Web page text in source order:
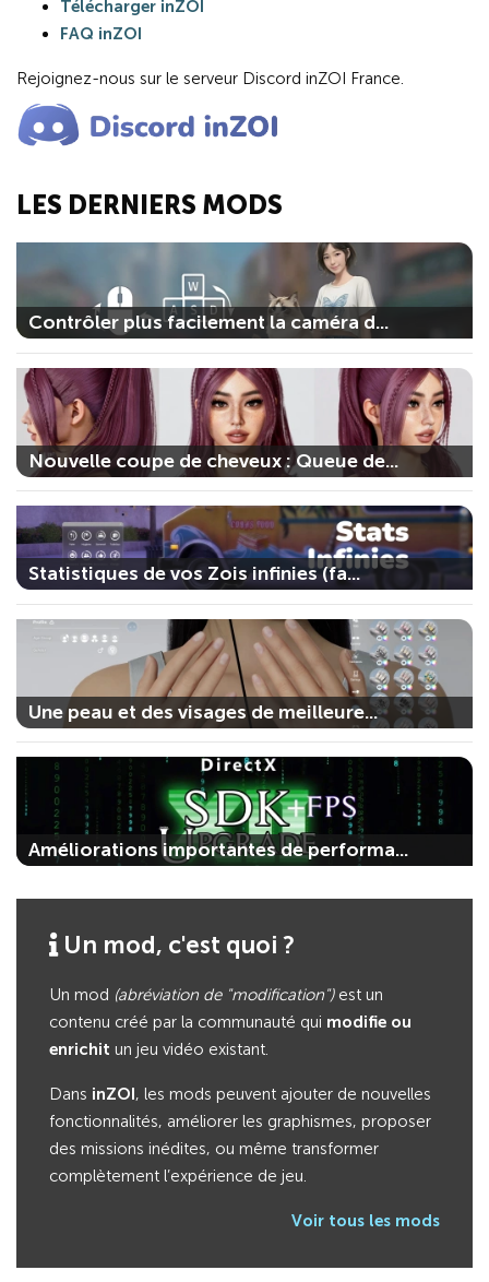
Télécharger inZOI
FAQ inZOI
Rejoignez-nous sur le serveur Discord inZOI France.
LES DERNIERS MODS
Contrôler plus facilement la caméra d...
Nouvelle coupe de cheveux : Queue de...
Statistiques de vos Zois infinies (fa...
Une peau et des visages de meilleure...
Améliorations importantes de performa...
Un mod, c'est quoi ?
Un mod (abréviation de "modification")est un
contenu créé par la communauté qui modifie ou
enrichit un jeu vidéo existant.
Dans inZOI, les mods peuvent ajouter de nouvelles
fonctionnalités, améliorer les graphismes, proposer
des missions inédites, ou même transformer
complètement l’expérience de jeu.
Voir tous les mods